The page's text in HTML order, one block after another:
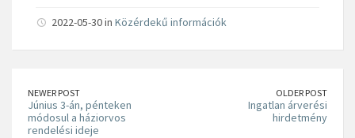
2022-05-30 in Közérdekű információk
NEWER POST
Június 3-án, pénteken
módosul a háziorvos
rendelési ideje
OLDER POST
Ingatlan árverési
hirdetmény